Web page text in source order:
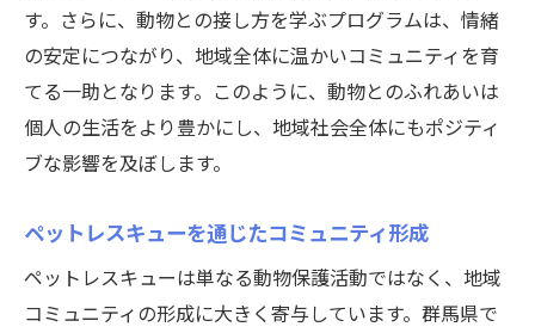
す。さらに、動物との接し方を学ぶプログラムは、情緒
の安定につながり、地域全体に温かいコミュニティを育
てる一助となります。このように、動物とのふれあいは
個人の生活をより豊かにし、地域社会全体にもポジティ
ブな影響を及ぼします。
ペットレスキューを通じたコミュニティ形成
ペットレスキューは単なる動物保護活動ではなく、地域
コミュニティの形成に大きく寄与しています。群馬県で